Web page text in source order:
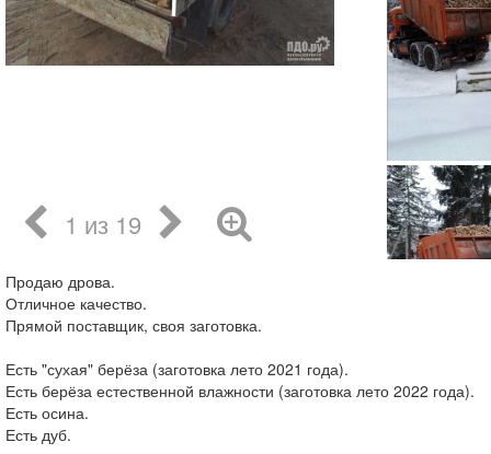
1 из 19
Продаю дрова.
Отличное качество.
Прямой поставщик, своя заготовка.
Есть "сухая" берёза (заготовка лето 2021 года).
Есть берёза естественной влажности (заготовка лето 2022 года).
Есть осина.
Есть дуб.